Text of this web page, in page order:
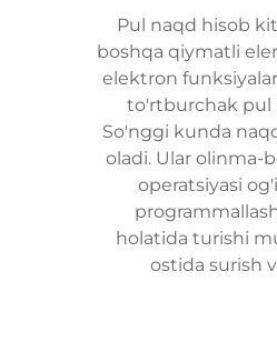
Pul naqd hisob
boshqa qiymatli
elektron
to'rtburchak pul
So'nggi kunda
oladi. Ular olinma-
operatsiyasi
holatida turishi
ostida surish